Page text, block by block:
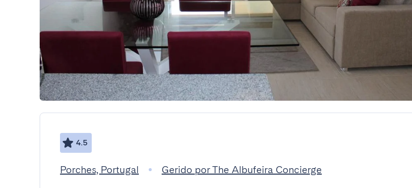
4.5
Porches, Portugal Gerido por The Albufeira Concierge